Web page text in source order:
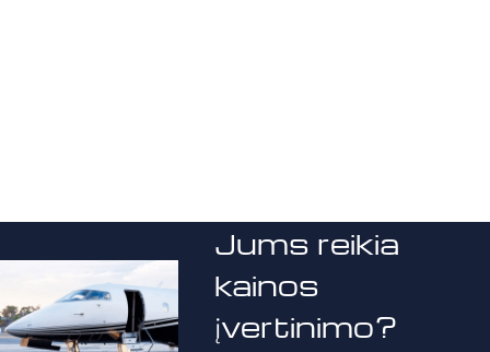
Jums reikia
kainos
įvertinimo?